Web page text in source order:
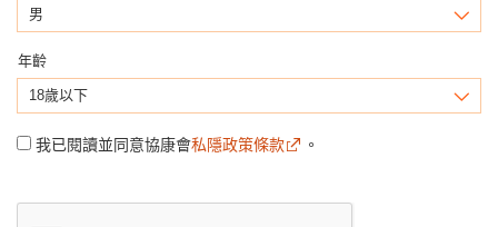
男
年齡
18歲以下
我已閱讀並同意協康會私隱政策條款 。